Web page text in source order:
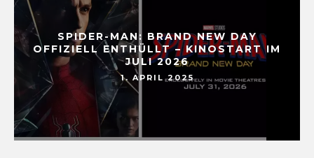
SPIDER-MAN: BRAND NEW DAY
OFFIZIELL ENTHÜLLT – KINOSTART IM
JULI 2026
1. APRIL 2025